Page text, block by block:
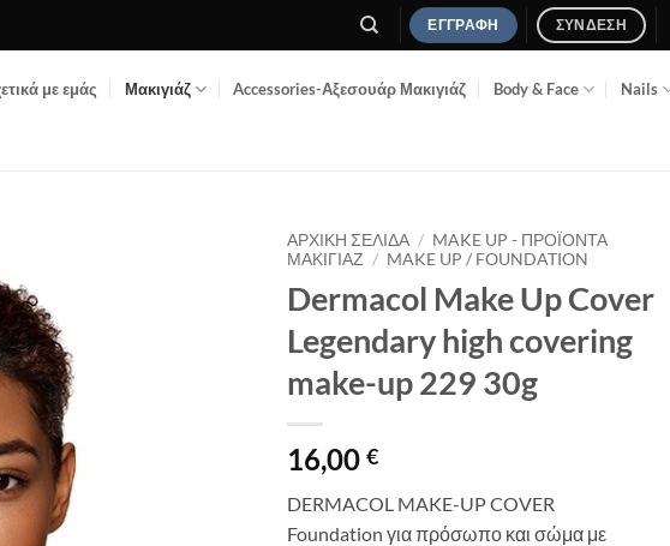
ΕΓΓΡΑΦΉ ΣΎΝΔΕΣΗ
με εμάς Μακιγιάζ Accessories-Αξεσουάρ Μακιγιάζ Body & Face Nails
ΑΡΧΙΚΉ ΣΕΛΊΔΑ / MAKE UP - ΠΡΟΪΌΝΤΑ
ΜΑΚΙΓΙΆΖ / MAKE UP / FOUNDATION
Dermacol Make Up Cover
Legendary high covering
make-up 229 30g
16,00 €
DERMACOL MAKE-UP COVER
Foundation για πρόσωπο και σώμα με